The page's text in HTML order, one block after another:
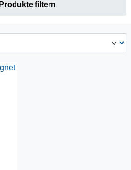
Produkte filtern